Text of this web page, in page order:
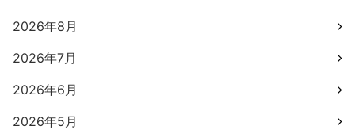
2026年8月
2026年7月
2026年6月
2026年5月